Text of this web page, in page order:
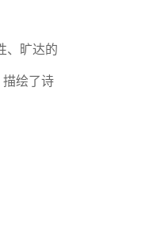
、旷达的
描绘了诗